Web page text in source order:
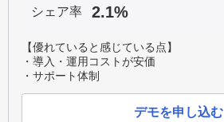
シェア率 2.1%
【優れていると感じている点】
・導入・運用コストが安価
・サポート体制
デモを申し込む